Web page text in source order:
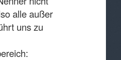
alle außer
uns zu